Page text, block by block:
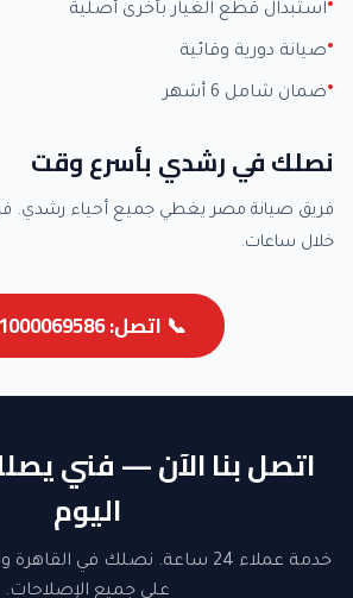
استبدال قطع الغيار بأخرى أصلية
صيانة دورية وقائية
ضمان شامل 6 أشهر
نصلك في رشدي بأسرع وقت
فريق صيانة مصر يغطي جميع أحياء
خلال ساعات.
📞 اتصل: 01000069586
اتصل بنا الآن — فني
اليوم
خدمة عملاء 24 ساعة. نصلك في
على جميع الإصلاحات.